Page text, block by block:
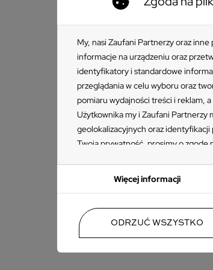
My, nasi Zaufani Partnerzy oraz
informacje na urządzeniu oraz
identyfikatory i standardowe
przeglądania w celu wyboru oraz
pomiaru wydajności treści i reklam,
Użytkownika my i Zaufani Partnerzy
geolokalizacyjnych oraz
Twoją prywatność, prosimy o zgodę
ustawień prywatności znajdujący
przetwarzania danych nie
Zapoznaj się z poniższymi
naszych stron www. Szczegółowe
Więcej informacji
ODRZUĆ WSZYSTKO
Zestawy
na balkon